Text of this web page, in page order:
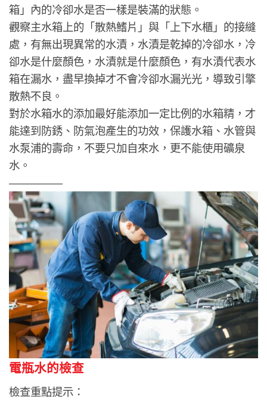
箱」內的冷卻水是否一樣是裝滿的狀態。
觀察主水箱上的「散熱鰭片」與「上下水櫃」的接縫
處，有無出現異常的水漬，水漬是乾掉的冷卻水，冷
卻水是什麼顏色，水漬就是什麼顏色，有水漬代表水
箱在漏水，盡早換掉才不會冷卻水漏光光，導致引擎
散熱不良。
對於水箱水的添加最好能添加一定比例的水箱精，才
能達到防銹、防氣泡產生的功效，保護水箱、水管與
水泵浦的壽命，不要只加自來水，更不能使用礦泉
水。
—————
電瓶水的檢查
檢查重點提示：